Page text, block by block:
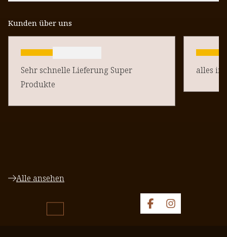
Kunden über uns
Sehr schnelle Lieferung Super
Produkte
alles in
Alle ansehen